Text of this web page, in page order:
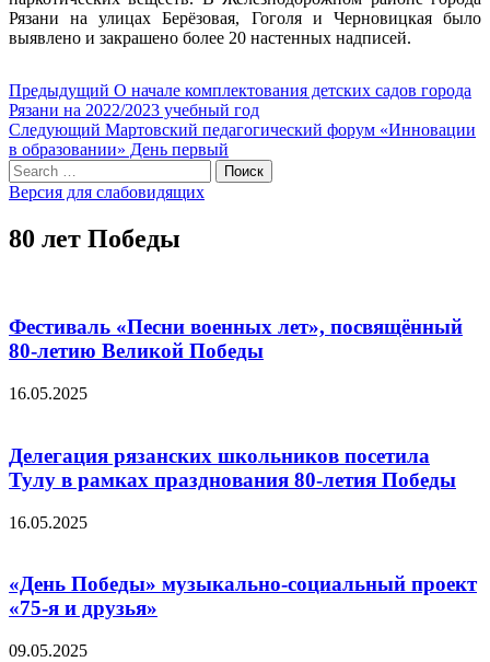
Рязани на улицах Берёзовая, Гоголя и Черновицкая было
выявлено и закрашено более 20 настенных надписей.
Навигация
по
записям
Предыдущий Предыдущий
пост:
О начале комплектования детских садов города
Рязани на 2022/2023 учебный год
Следующий Следующий
пост:
Мартовский педагогический форум «Инновации
в образовании» День первый
Search
for:
Поиск
Версия для слабовидящих
80 лет Победы
Фестиваль «Песни военных лет», посвящённый
80-летию Великой Победы
16.05.2025
Делегация рязанских школьников посетила
Тулу в рамках празднования 80-летия Победы
16.05.2025
«День Победы» музыкально-социальный проект
«75-я и друзья»
09.05.2025